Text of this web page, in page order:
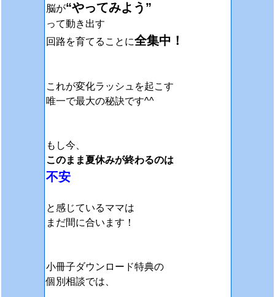
脳が“やってみよう”
って動き出す
回路を育てることに全集中！
これが変化ラッシュを起こす
唯一で最大の秘訣です^^
もし今、
このまま夏休みが終わるのは
不安
と感じているママは
まだ間に合います！
小冊子ダウンロード特典の
個別相談では、